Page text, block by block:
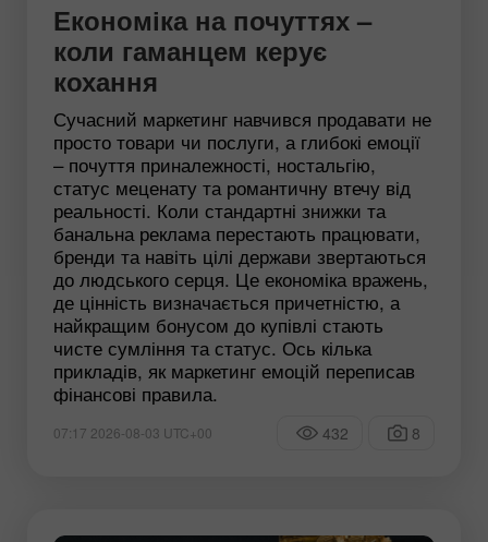
Економіка на почуттях –
коли гаманцем керує
кохання
Сучасний маркетинг навчився продавати не
просто товари чи послуги, а глибокі емоції
– почуття приналежності, ностальгію,
статус меценату та романтичну втечу від
реальності. Коли стандартні знижки та
банальна реклама перестають працювати,
бренди та навіть цілі держави звертаються
до людського серця. Це економіка вражень,
де цінність визначається причетністю, а
найкращим бонусом до купівлі стають
чисте сумління та статус. Ось кілька
прикладів, як маркетинг емоцій переписав
фінансові правила.
07:17 2026-08-03 UTC+00 432 8